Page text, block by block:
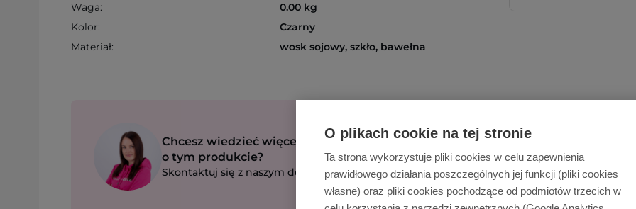
O plikach cookie na tej stronie
Ta strona wykorzystuje pliki cookies w celu zapewnienia
prawidłowego działania poszczególnych jej funkcji (pliki cookies
własne) oraz pliki cookies pochodzące od podmiotów trzecich w
Waga:
0.00 kg
Kolor:
Czarny
Materiał:
wosk sojowy, szkło, bawełna
Chcesz wiedzieć więcej
o tym produkcie?
Skontaktuj się z naszym doradcą!